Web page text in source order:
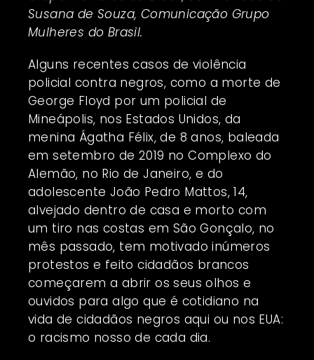
Susana de Souza, Comunicação Grupo
Mulheres do Brasil.
Alguns recentes casos de violência
policial contra negros, como a morte de
George Floyd por um policial de
Mineápolis, nos Estados Unidos, da
menina Ágatha Félix, de 8 anos, baleada
em setembro de 2019 no Complexo do
Alemão, no Rio de Janeiro, e do
adolescente João Pedro Mattos, 14,
alvejado dentro de casa e morto com
um tiro nas costas em São Gonçalo, no
mês passado, tem motivado inúmeros
protestos e feito cidadãos brancos
começarem a abrir os seus olhos e
ouvidos para algo que é cotidiano na
vida de cidadãos negros aqui ou nos EUA:
o racismo nosso de cada dia.